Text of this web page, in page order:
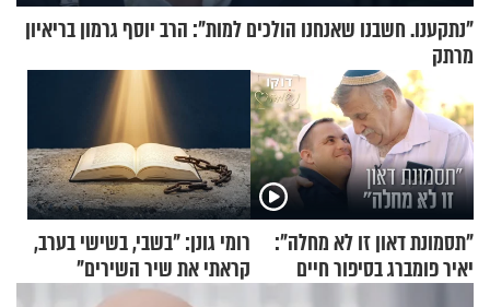
"נתקענו. חשבנו שאנחנו הולכים למות": הרב יוסף גרמון בריאיון
מרתק
"תסמונת דאון זו לא מחלה":
יאיר פומברג בסיפור חיים
רומי גונן: "בשבי, בשישי בערב,
קראתי את שיר השירים"